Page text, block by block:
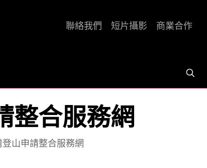
聯絡我們 短片攝影 商業合作
整合服務網
山申請整合服務網